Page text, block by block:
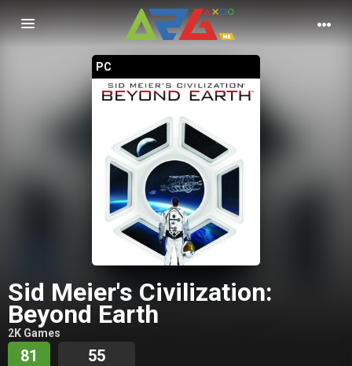
Nawigacja
PC
Sid Meier's Civilization:
Beyond Earth
2K Games
81 55